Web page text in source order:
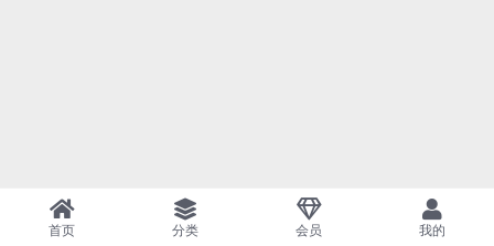
首页 分类 会员 我的